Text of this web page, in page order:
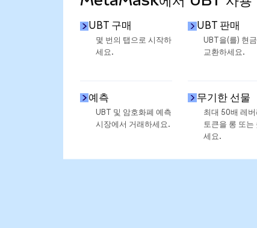
UBT 구매
몇 번의 탭으로 시작하
세요.
UBT 판매
UBT을(를) 현
교환하세요.
예측
UBT 및 암호화폐 예측
시장에서 거래하세요.
무기한 선물
최대 50배 레버
토큰을 롱 또는
세요.